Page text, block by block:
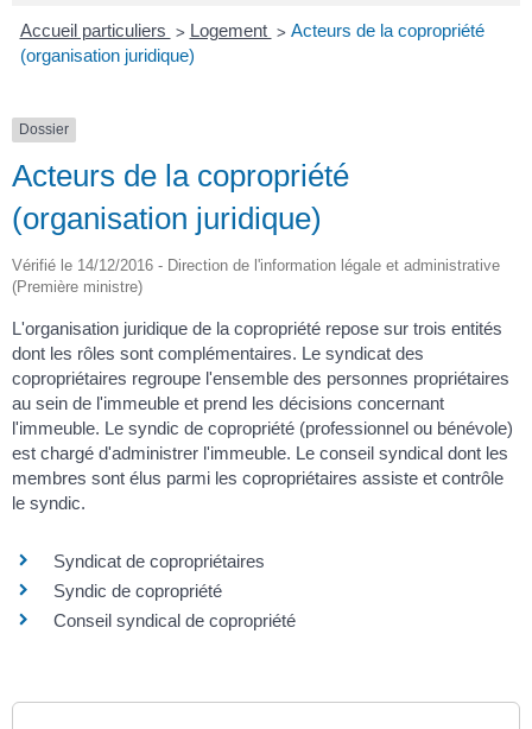
Accueil particuliers > Logement > Acteurs de la copropriété
(organisation juridique)
Dossier
Acteurs de la copropriété
(organisation juridique)
Vérifié le 14/12/2016 - Direction de l'information légale et administrative
(Première ministre)
L'organisation juridique de la copropriété repose sur trois entités
dont les rôles sont complémentaires. Le syndicat des
copropriétaires regroupe l'ensemble des personnes propriétaires
au sein de l'immeuble et prend les décisions concernant
l'immeuble. Le syndic de copropriété (professionnel ou bénévole)
est chargé d'administrer l'immeuble. Le conseil syndical dont les
membres sont élus parmi les copropriétaires assiste et contrôle
le syndic.
Syndicat de copropriétaires
Syndic de copropriété
Conseil syndical de copropriété